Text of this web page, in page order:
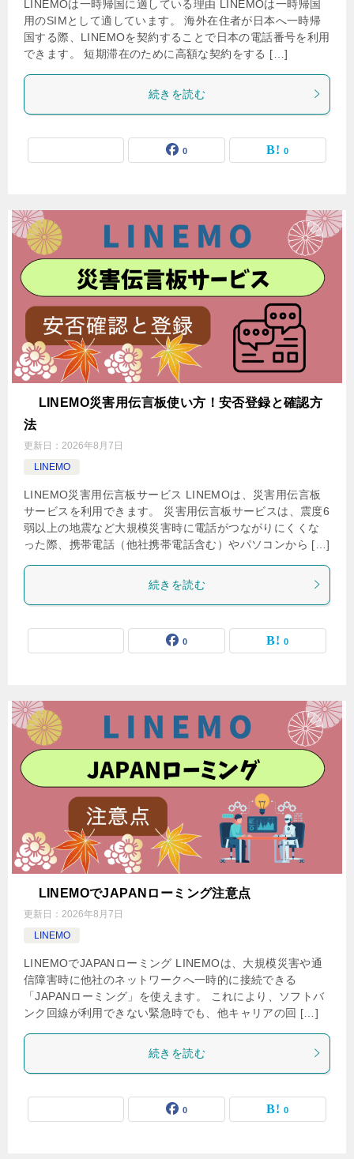
LINEMOは一時帰国に適している理由 LINEMOは一時帰国
用のSIMとして適しています。 海外在住者が日本へ一時帰
国する際、LINEMOを契約することで日本の電話番号を利用
できます。 短期滞在のために高額な契約をする […]
続きを読む
0 0
LINEMO災害用伝言板使い方！安否登録と確認方
法
更新日： 2026年8月7日
LINEMO
LINEMO災害用伝言板サービス LINEMOは、災害用伝言板
サービスを利用できます。 災害用伝言板サービスは、震度6
弱以上の地震など大規模災害時に電話がつながりにくくな
った際、携帯電話（他社携帯電話含む）やパソコンから […]
続きを読む
0 0
LINEMOでJAPANローミング注意点
更新日： 2026年8月7日
LINEMO
LINEMOでJAPANローミング LINEMOは、大規模災害や通
信障害時に他社のネットワークへ一時的に接続できる
「JAPANローミング」を使えます。 これにより、ソフトバ
ンク回線が利用できない緊急時でも、他キャリアの回 […]
続きを読む
0 0